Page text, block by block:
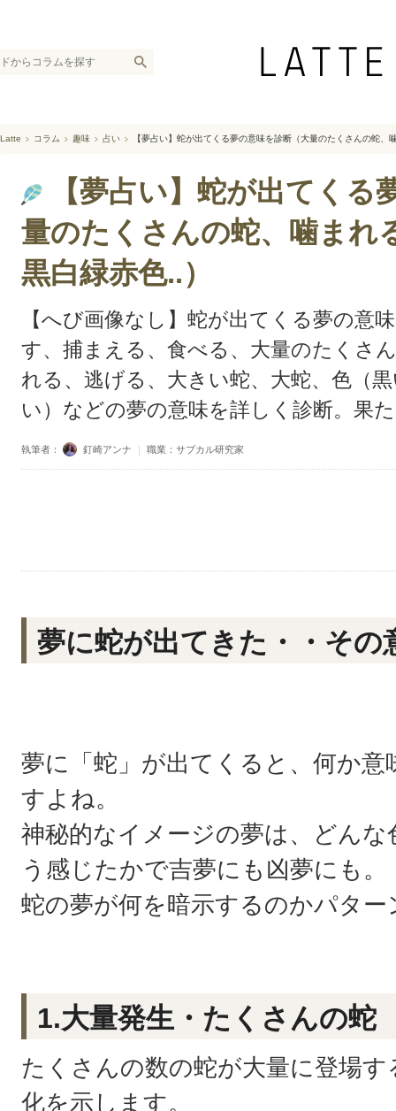
Latte コラム 趣味 占い 【夢占い】蛇が出てくる夢の意味を診断（大量のたくさんの蛇
【夢占い】蛇が出てくる
量のたくさんの蛇、噛まれ
黒白緑赤色..）
【へび画像なし】蛇が出てくる夢の意
す、捕まえる、食べる、大量のたくさ
れる、逃げる、大きい蛇、大蛇、色（
い）などの夢の意味を詳しく診断。果
執筆者： 釘崎アンナ ｜ 職業：サブカル研究家
夢に蛇が出てきた・・その
夢に「蛇」が出てくると、何か
すよね。
神秘的なイメージの夢は、どん
う感じたかで吉夢にも凶夢にも。
蛇の夢が何を暗示するのかパタ
1.大量発生・たくさんの蛇
たくさんの数の蛇が大量に登場
化を示します。